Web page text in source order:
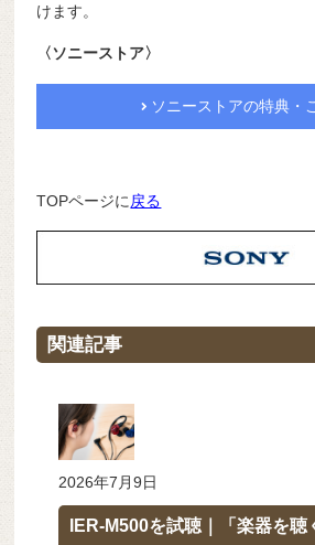
けます。
〈ソニーストア〉
ソニーストアの特典・
TOPページに 戻る
関連記事
2026年7月9日
IER-M500を試聴｜「楽器を